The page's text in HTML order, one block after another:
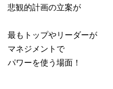
悲観的計画の立案が
最もトップやリーダーが
マネジメントで
パワーを使う場面！